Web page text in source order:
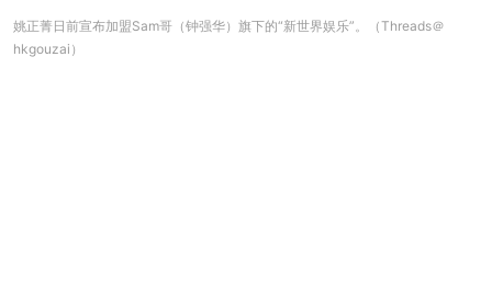
姚正菁日前宣布加盟Sam哥（钟强华）旗下的“新世界娱乐”。（Threads＠
hkgouzai）